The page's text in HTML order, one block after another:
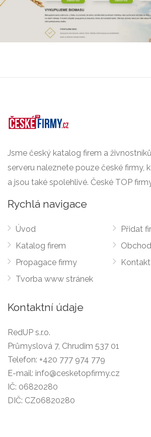
Jsme český katalog firem a
serveru naleznete pouze české firmy,
a jsou také spolehlivé. České TOP
Rychlá navigace
Úvod
Katalog firem
Propagace firmy
Tvorba www stránek
Přidat
Kontaktní údaje
RedUP s.r.o.
Průmyslová 7, Chrudim 537 01
Telefon: +420 777 974 779
E-mail: info@cesketopfirmy.cz
IČ: 06820280
DIČ: CZ06820280